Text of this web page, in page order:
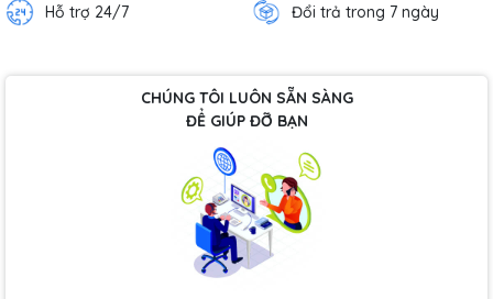
Hỗ trợ 24/7
Đổi trả trong 7 ngày
CHÚNG TÔI LUÔN SẴN SÀNG
ĐỂ GIÚP ĐỠ BẠN